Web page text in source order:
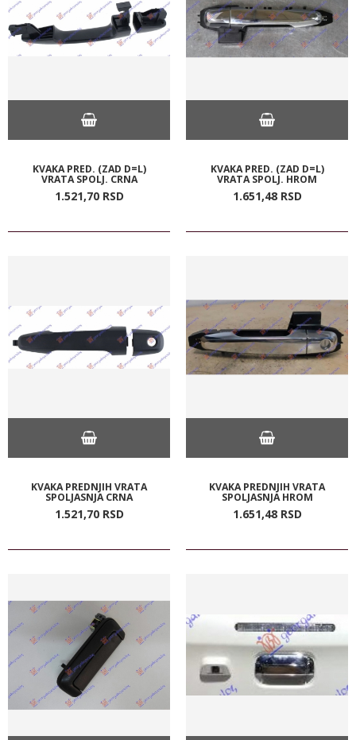
KVAKA PRED. (ZAD D=L)
VRATA SPOLJ. CRNA
1.521,70 RSD
KVAKA PRED. (ZAD D=L)
VRATA SPOLJ. HROM
1.651,48 RSD
KVAKA PREDNJIH VRATA
SPOLJASNJA CRNA
1.521,70 RSD
KVAKA PREDNJIH VRATA
SPOLJASNJA HROM
1.651,48 RSD